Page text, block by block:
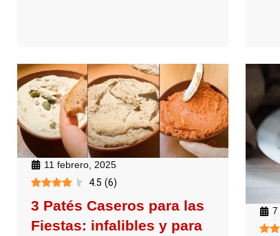
11 febrero, 2025
4.5 (6)
3 Patés Caseros para las
Fiestas: infalibles y para
7